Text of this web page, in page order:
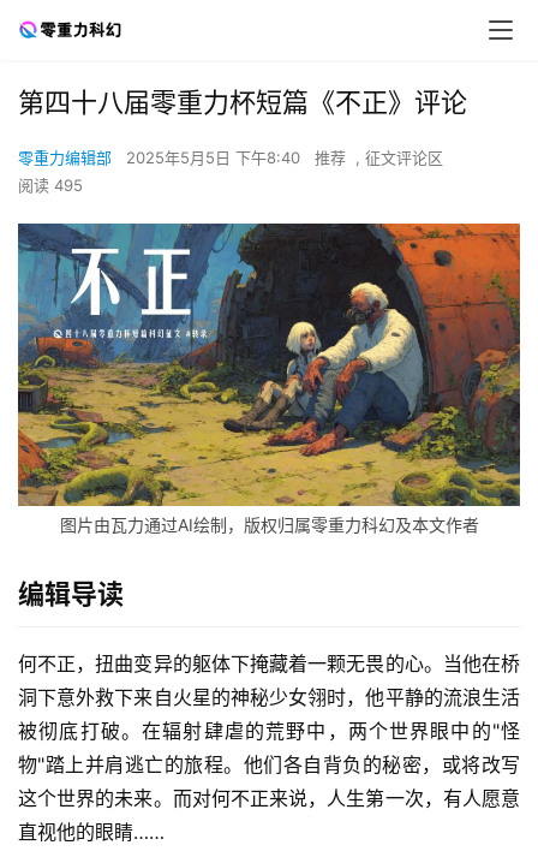
第四十八届零重力杯短篇《不正》评论
零重力编辑部 2025年5月5日 下午8:40 推荐 , 征文评论区
阅读 495
图片由瓦力通过AI绘制，版权归属零重力科幻及本文作者
编辑导读
何不正，扭曲变异的躯体下掩藏着一颗无畏的心。当他在桥
洞下意外救下来自火星的神秘少女翎时，他平静的流浪生活
被彻底打破。在辐射肆虐的荒野中，两个世界眼中的"怪
物"踏上并肩逃亡的旅程。他们各自背负的秘密，或将改写
这个世界的未来。而对何不正来说，人生第一次，有人愿意
直视他的眼睛……